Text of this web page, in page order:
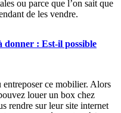
ou parce que l’on sait que
de les vendre.
donner : Est-il possible
ce mobilier. Alors
louer un box chez
rendre sur leur site internet